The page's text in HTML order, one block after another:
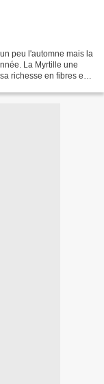
peu l'automne mais la
La Myrtille une
richesse en fibres et